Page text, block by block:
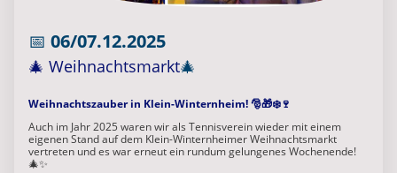
📅 06/07.12.2025
🎄 Weihnachtsmarkt🎄
Weihnachtszauber in Klein-Winternheim! 🎅🎁❄️🍷
Auch im Jahr 2025 waren wir als Tennisverein wieder mit einem
eigenen Stand auf dem Klein-Winternheimer Weihnachtsmarkt
vertreten und es war erneut ein rundum gelungenes Wochenende!
🎄✨